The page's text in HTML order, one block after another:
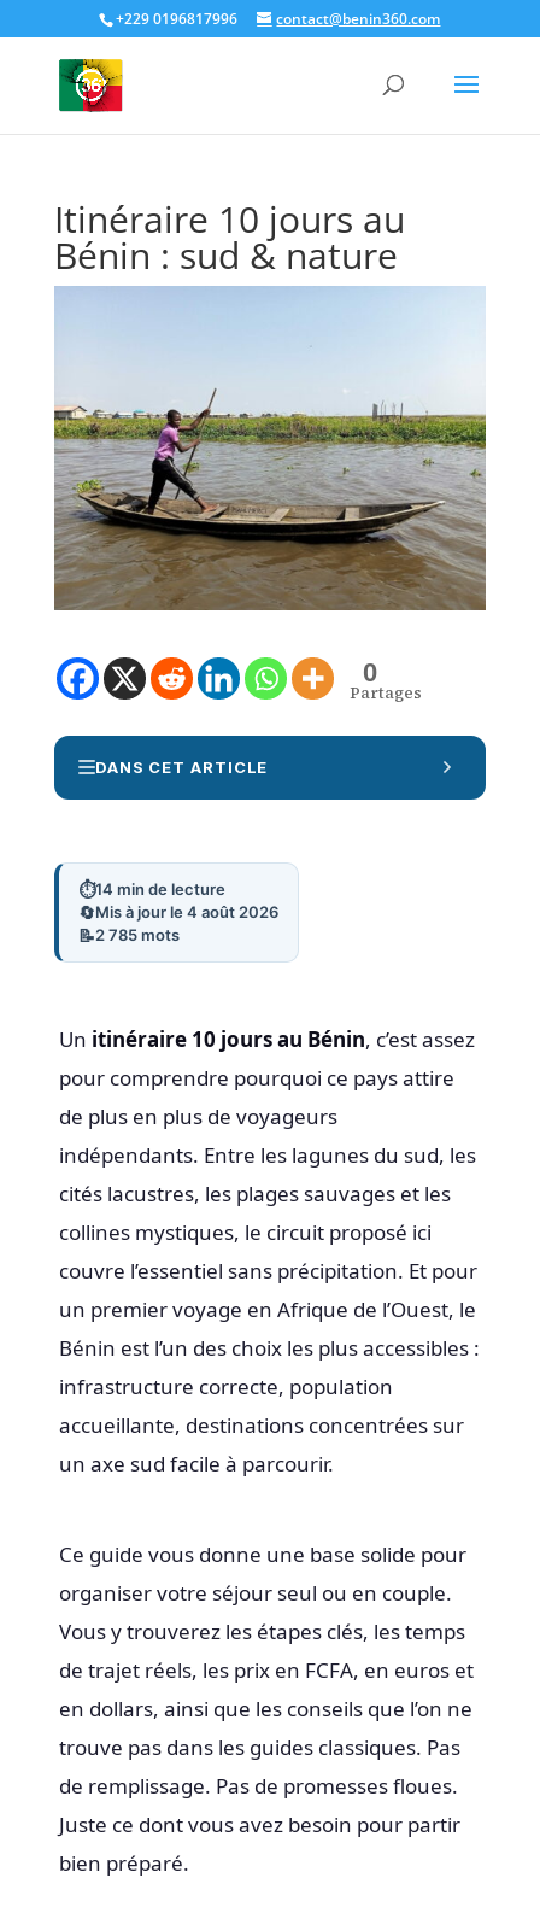
+229 0196817996 contact@benin360.com
Itinéraire 10 jours au
Bénin : sud & nature
0
Partages
DANS CET ARTICLE Afficher/masquer la table des matières
⏱️14 min de lecture
🔄Mis à jour le 4 août 2026
📝2 785 mots
Un itinéraire 10 jours au Bénin, c’est assez
pour comprendre pourquoi ce pays attire
de plus en plus de voyageurs
indépendants. Entre les lagunes du sud, les
cités lacustres, les plages sauvages et les
collines mystiques, le circuit proposé ici
couvre l’essentiel sans précipitation. Et pour
un premier voyage en Afrique de l’Ouest, le
Bénin est l’un des choix les plus accessibles :
infrastructure correcte, population
accueillante, destinations concentrées sur
un axe sud facile à parcourir.
Ce guide vous donne une base solide pour
organiser votre séjour seul ou en couple.
Vous y trouverez les étapes clés, les temps
de trajet réels, les prix en FCFA, en euros et
en dollars, ainsi que les conseils que l’on ne
trouve pas dans les guides classiques. Pas
de remplissage. Pas de promesses floues.
Juste ce dont vous avez besoin pour partir
bien préparé.